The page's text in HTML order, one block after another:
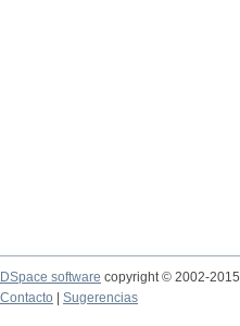
DSpace software copyright © 2002-2015
Contacto
Sugerencias